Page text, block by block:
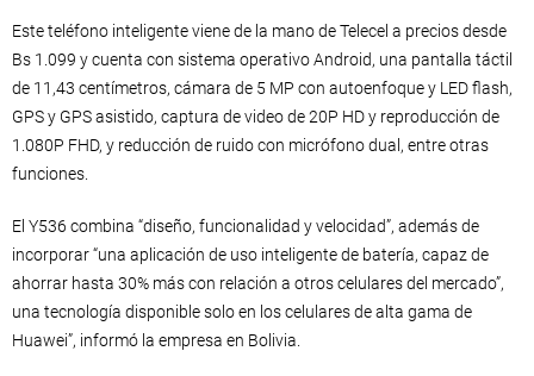
Este teléfono inteligente viene de la mano de Telecel a precios desde
Bs 1.099 y cuenta con sistema operativo Android, una pantalla táctil
de 11,43 centímetros, cámara de 5 MP con autoenfoque y LED flash,
GPS y GPS asistido, captura de video de 20P HD y reproducción de
1.080P FHD, y reducción de ruido con micrófono dual, entre otras
funciones.
El Y536 combina “diseño, funcionalidad y velocidad”, además de
incorporar “una aplicación de uso inteligente de batería, capaz de
ahorrar hasta 30% más con relación a otros celulares del mercado”,
una tecnología disponible solo en los celulares de alta gama de
Huawei”, informó la empresa en Bolivia.